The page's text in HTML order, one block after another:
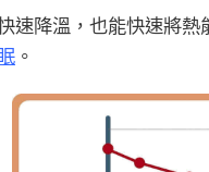
速降溫，也能快速將熱
。